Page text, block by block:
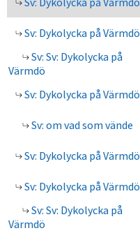
Sv: Dykolycka på Värmdö
Sv: Sv: Dykolycka på
Värmdö
Sv: Dykolycka på Värmdö
Sv: om vad som vände
Sv: Dykolycka på Värmdö
Sv: Dykolycka på Värmdö
Sv: Sv: Dykolycka på
Värmdö